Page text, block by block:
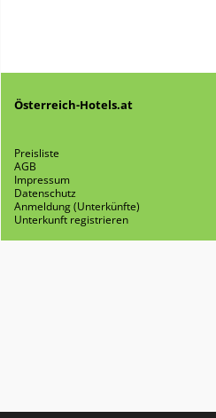
Österreich-Hotels.at
Preisliste
AGB
Impressum
Datenschutz
Anmeldung (Unterkünfte)
Unterkunft registrieren